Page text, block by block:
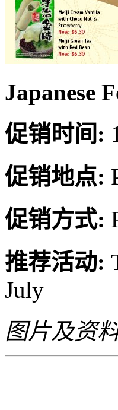
Japanese
促销时间:
促销地点:
促销方式:
推荐活动:
July
图片及资